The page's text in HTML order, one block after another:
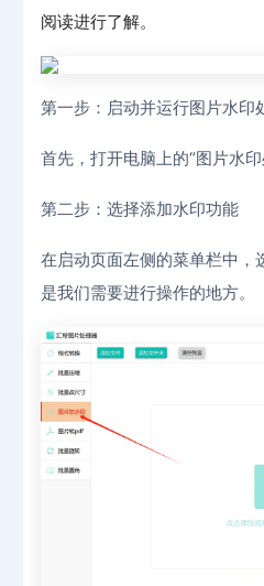
阅读进行了解。
第一步：启动并运行图片水印
首先，打开电脑上的“图片水印
第二步：选择添加水印功能
在启动页面左侧的菜单栏中，
是我们需要进行操作的地方。